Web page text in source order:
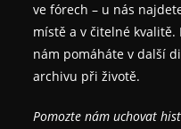
ve fórech – u nás
místě a v čitelné
nám pomáháte v další
archivu při životě.
Pomozte nám uchovat